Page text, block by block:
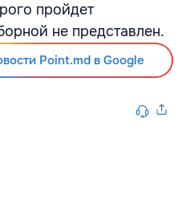
пройдет
не представлен.
Point.md в Google